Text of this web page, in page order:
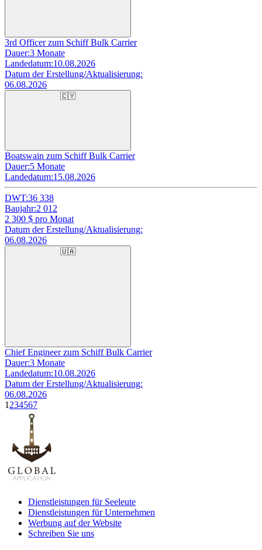
3rd Officer zum Schiff Bulk Carrier
Dauer:3 Monate
Landedatum:10.08.2026
Datum der Erstellung/Aktualisierung:
06.08.2026
🇨🇾
Boatswain zum Schiff Bulk Carrier
Dauer:5 Monate
Landedatum:15.08.2026
DWT:36 338
Baujahr:2 012
2 300 $ pro Monat
Datum der Erstellung/Aktualisierung:
06.08.2026
🇺🇦
Chief Engineer zum Schiff Bulk Carrier
Dauer:3 Monate
Landedatum:10.08.2026
Datum der Erstellung/Aktualisierung:
06.08.2026
1 234567
Dienstleistungen für Seeleute
Dienstleistungen für Unternehmen
Werbung auf der Website
Schreiben Sie uns